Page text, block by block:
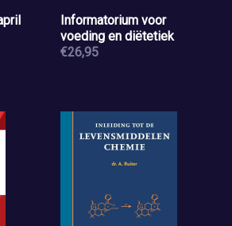
Informatorium voor
voeding en diëtetiek
€26,95